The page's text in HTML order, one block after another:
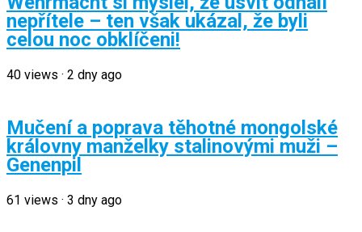
nepřítele – ten však ukázal, že byli
celou noc obklíčeni!
40 views · 2 dny ago
Mučení a poprava těhotné mongolské
královny manželky stalinovými muži –
Genenpil
61 views · 3 dny ago